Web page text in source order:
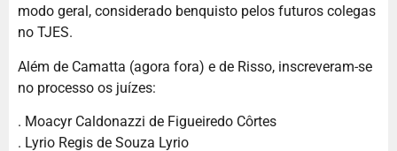
modo geral, considerado benquisto pelos futuros colegas
no TJES.
Além de Camatta (agora fora) e de Risso, inscreveram-se
no processo os juízes:
. Moacyr Caldonazzi de Figueiredo Côrtes
. Lyrio Regis de Souza Lyrio